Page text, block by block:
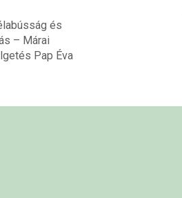
és
– Márai
Pap Éva